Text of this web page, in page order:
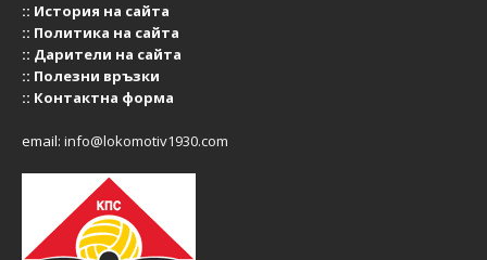
:: История на сайта
:: Политика на сайта
:: Дарители на сайта
:: Полезни връзки
:: Контактна форма
email: info@lokomotiv1930.com